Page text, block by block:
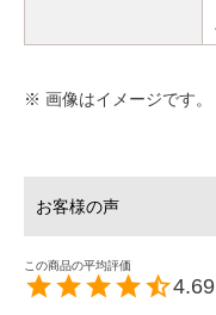
※ 画像はイメージです。
4.69